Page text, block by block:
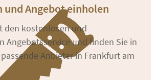
Angebot einholen
den kostenlosen und
Angebotsservice und finden Sie in
Anbieter in Frankfurt am